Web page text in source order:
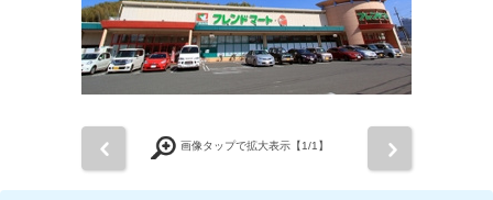
画像タップで拡大表示【1/1】